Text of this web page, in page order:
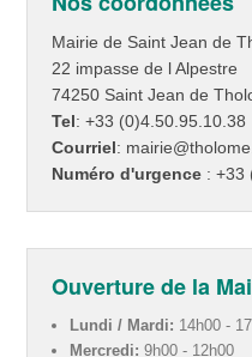
Mairie de Saint Jean de
22 impasse de l Alpestre
74250 Saint Jean de
Tel: +33 (0)4.50.95.10.38
Courriel:
Numéro d'urgence : +33
Ouverture de la
Lundi / Mardi: 14h00 -
Mercredi: 9h00 - 12h00